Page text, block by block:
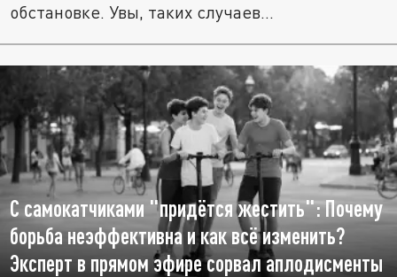
обстановке. Увы, таких случаев...
С самокатчиками "придётся жестить": Почему
борьба неэффективна и как всё изменить?
Эксперт в прямом эфире сорвал аплодисменты